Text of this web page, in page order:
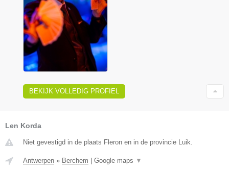
BEKIJK VOLLEDIG PROFIEL
Len Korda
Niet gevestigd in de plaats Fleron en in de provincie Luik.
Antwerpen » Berchem Google maps ▼